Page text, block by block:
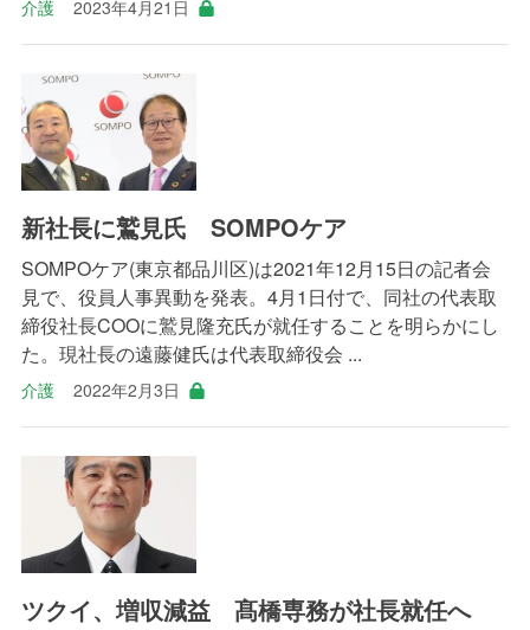
介護 2023年4月21日
新社長に鷲見氏 SOMPOケア
SOMPOケア(東京都品川区)は2021年12月15日の記者会
見で、役員人事異動を発表。4月1日付で、同社の代表取
締役社長COOに鷲見隆充氏が就任することを明らかにし
た。現社長の遠藤健氏は代表取締役会 ...
介護 2022年2月3日
ツクイ、増収減益 髙橋専務が社長就任へ